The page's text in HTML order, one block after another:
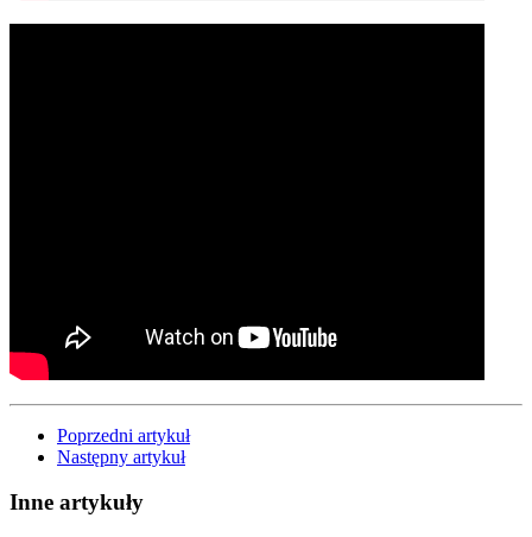
Poprzedni artykuł
Następny artykuł
Inne artykuły